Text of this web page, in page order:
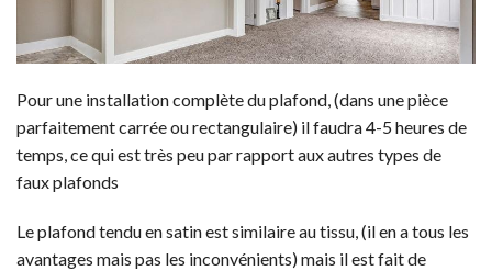
Pour une installation complète du plafond, (dans une pièce
parfaitement carrée ou rectangulaire) il faudra 4-5 heures de
temps, ce qui est très peu par rapport aux autres types de
faux plafonds
Le plafond tendu en satin est similaire au tissu, (il en a tous les
avantages mais pas les inconvénients) mais il est fait de